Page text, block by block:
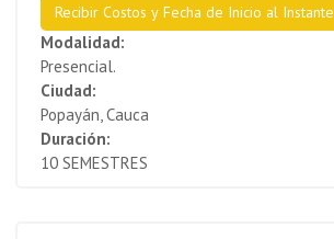
Recibir Costos y Fecha de Inicio al Instante
Modalidad:
Presencial.
Ciudad:
Popayán, Cauca
Duración:
10 SEMESTRES